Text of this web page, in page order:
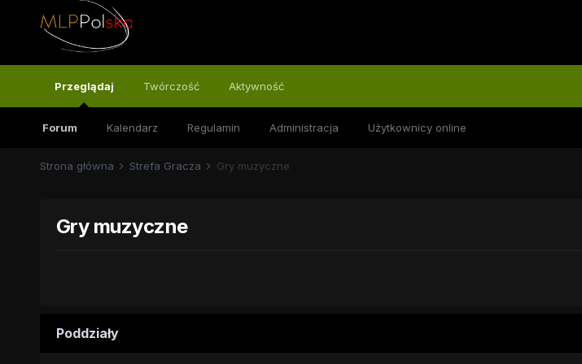
Przeglądaj
Forum Kalendarz Regulamin Administracja Użytkownicy online
Twórczość Aktywność
Strona główna Strefa Gracza Gry muzyczne
Gry muzyczne
Poddziały